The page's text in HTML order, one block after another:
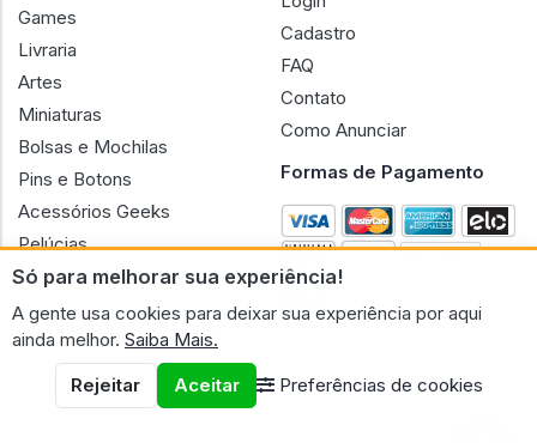
Só para melhorar sua experiência!
A gente usa cookies para deixar sua experiência por aqui
ainda melhor. Saiba Mais.
Rejeitar
Aceitar Preferências de cookies
Games
Livraria
Artes
Miniaturas
Bolsas e Mochilas
Pins e Botons
Acessórios Geeks
Pelúcias
Bonecas
Cadastro
FAQ
Contato
Como Anunciar
Formas de Pagamento
CNPJ n.º 30.220.458/0001-17 - GERAL GEEK PORTAL ELETRONICO